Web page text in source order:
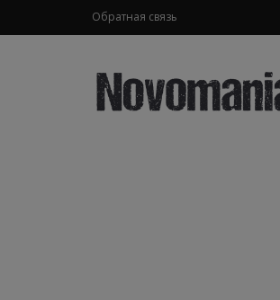
Обратная связь